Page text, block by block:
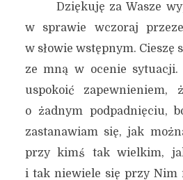
Dziękuję za Wasze
w sprawie wczoraj
w słowie wstępnym. Cieszę
ze mną w ocenie sytuacji.
uspokoić
o żadnym podpadnięciu,
zastanawiam się, jak
przy kimś tak wielkim,
i tak niewiele się przy Nim